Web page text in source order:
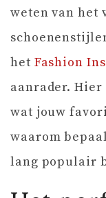
weten van het
het Fashion
aanrader.
wat jouw
waarom
lang populair